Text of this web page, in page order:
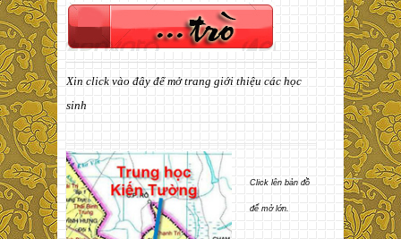
Xin click vào đây để mở trang giới thiệu các học
sinh
Click lên bản đồ
để mở lớn.